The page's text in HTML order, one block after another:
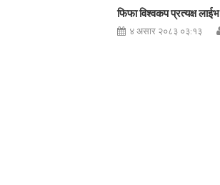
फिफा विश्वकप प्रत्यक्ष लाईभ
४ असार २०८३ ०३:१३